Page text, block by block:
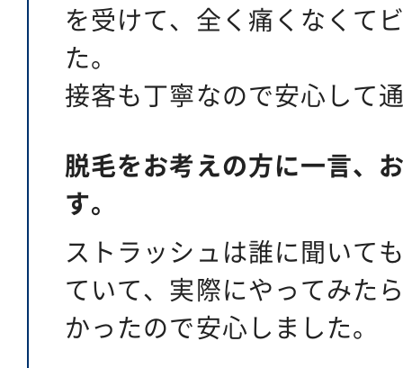
を受けて、全く痛くなくて
た。
接客も丁寧なので安心して
脱毛をお考えの方に一言、
す。
ストラッシュは誰に聞いて
ていて、実際にやってみた
かったので安心しました。